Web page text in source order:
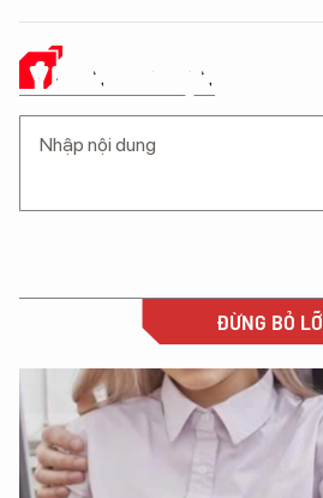
Ý KIẾN CỦA BẠN
ĐỪNG BỎ LỠ